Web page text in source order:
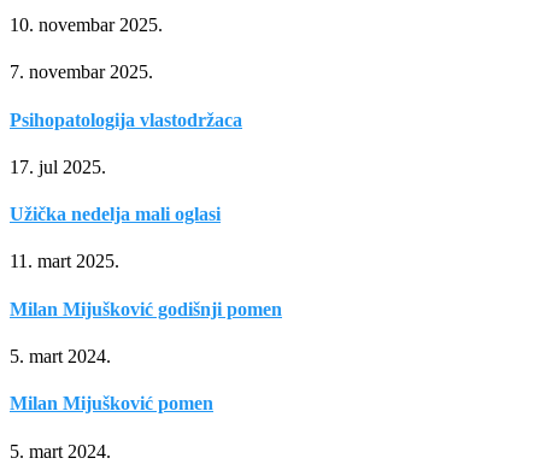
10. novembar 2025.
7. novembar 2025.
Psihopatologija vlastodržaca
17. jul 2025.
Užička nedelja mali oglasi
11. mart 2025.
Milan Mijušković godišnji pomen
5. mart 2024.
Milan Mijušković pomen
5. mart 2024.